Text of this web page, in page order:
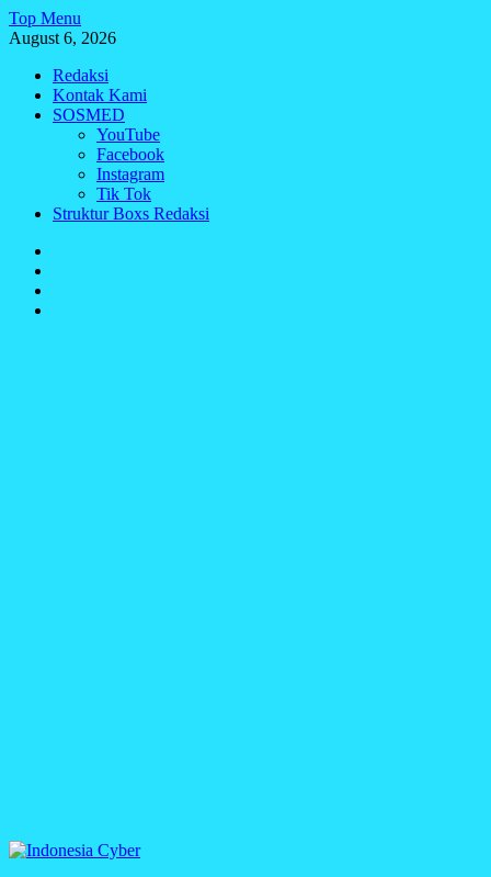
Skip
to
Top Menu
August 6, 2026
Redaksi
Kontak Kami
SOSMED
YouTube
Facebook
Instagram
Tik Tok
Struktur Boxs Redaksi